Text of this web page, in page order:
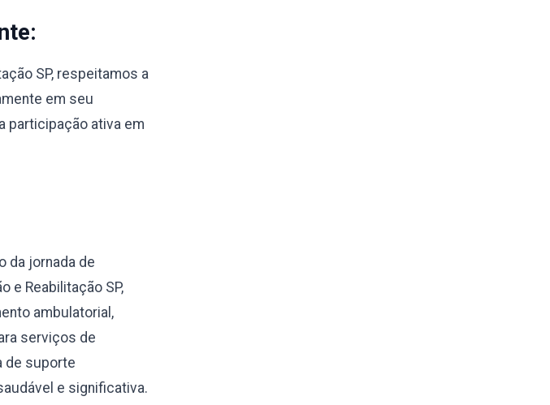
SP, respeitamos a
em seu
participação ativa em
da jornada de
e Reabilitação SP,
ambulatorial,
serviços de
de suporte
e significativa.